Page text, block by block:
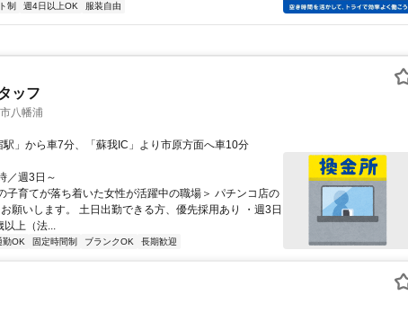
制 週4日以上OK 服装自由
ッフ
八幡浦
」から車7分、「蘇我IC」より市原方面へ車10分
／週3日～
子育てが落ち着いた女性が活躍中の職場＞ パチンコ店の
願いします。 土日出勤できる方、優先採用あり ・週3日
以上（法...
勤OK 固定時間制 ブランクOK 長期歓迎